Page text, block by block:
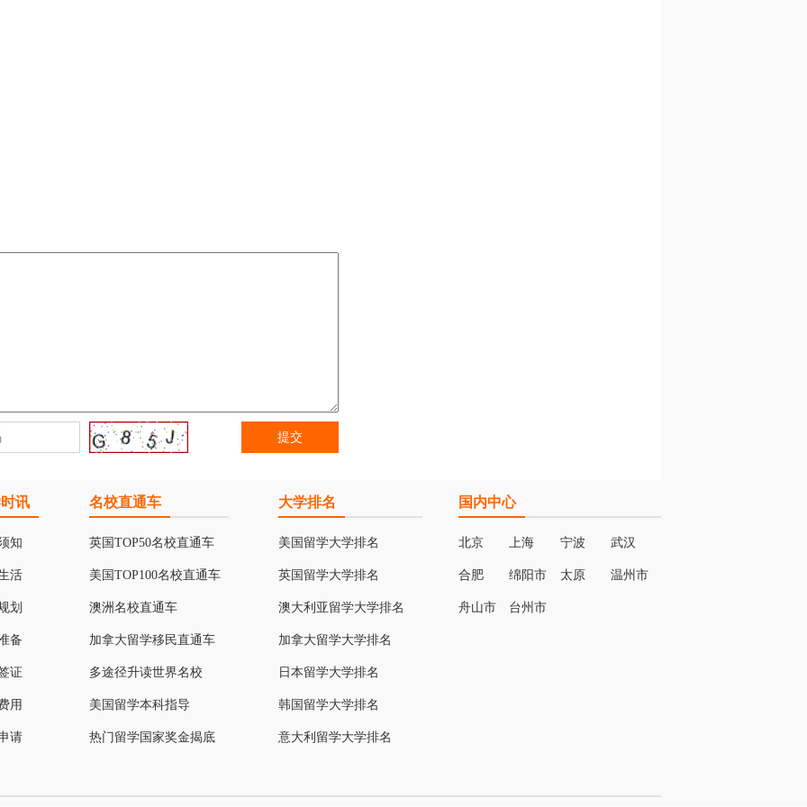
讯
知
活
划
备
证
用
请
名校直通车
英国TOP50名校直通车
美国TOP100名校直通车
澳洲名校直通车
加拿大留学移民直通车
多途径升读世界名校
美国留学本科指导
热门留学国家奖金揭底
大学排名
美国留学大学排名
英国留学大学排名
澳大利亚留学大学排名
加拿大留学大学排名
日本留学大学排名
韩国留学大学排名
意大利留学大学排名
国内中心
北京 上海 宁波 武汉
合肥 绵阳市 太原 温州市
舟山市 台州市